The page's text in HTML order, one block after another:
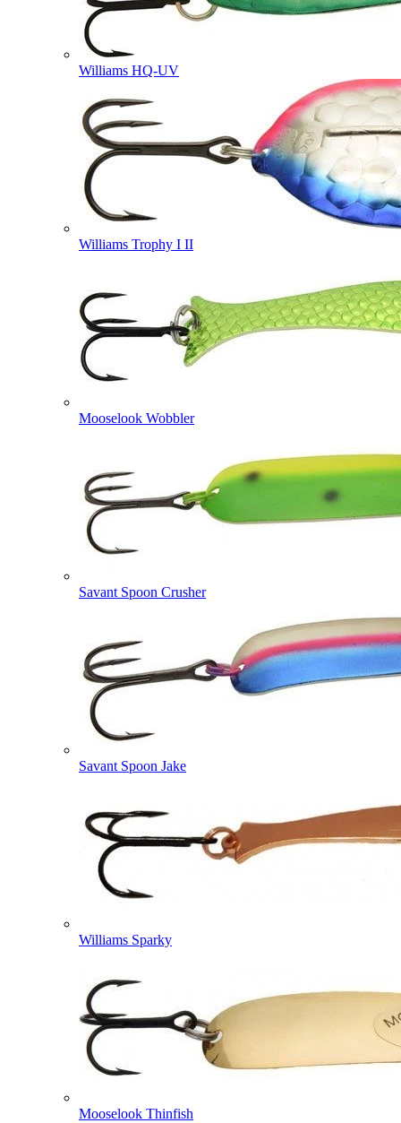
Williams HQ-UV
Williams Trophy I II
Mooselook Wobbler
Savant Spoon Crusher
Savant Spoon Jake
Williams Sparky
Mooselook Thinfish